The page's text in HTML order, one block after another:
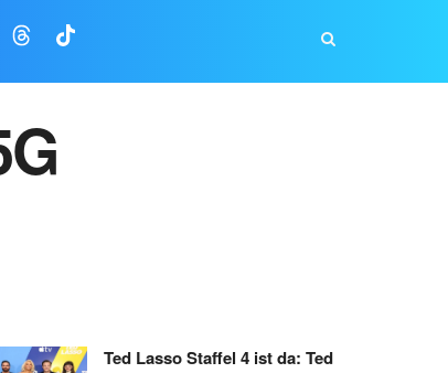
Ted Lasso Staffel 4 ist da: Ted